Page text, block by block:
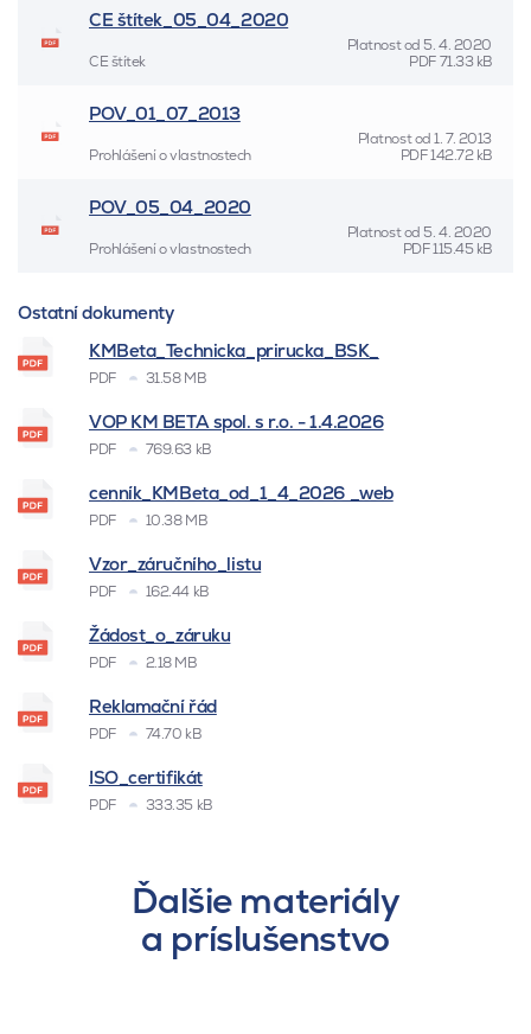
CE štítek_05_04_2020
Platnost od 5. 4. 2020
CE štítek
PDF71.33 kB
POV_01_07_2013
Platnost od1. 7. 2013
Prohlášení o vlastnostech
PDF142.72 kB
POV_05_04_2020
Platnost od 5. 4. 2020
Prohlášení o vlastnostech
PDF115.45 kB
Ostatní dokumenty
KMBeta_Technicka_prirucka_BSK_
PDF 31.58 MB
VOP KM BETA spol. s r.o. - 1.4.2026
PDF 769.63 kB
cenník_KMBeta_od_1_4_2026 _web
PDF 10.38 MB
Vzor_záručního_listu
PDF 162.44 kB
Žádost_o_záruku
PDF 2.18 MB
Reklamační řád
PDF 74.70 kB
ISO_certifikát
PDF 333.35 kB
Ďalšie materiály
a príslušenstvo